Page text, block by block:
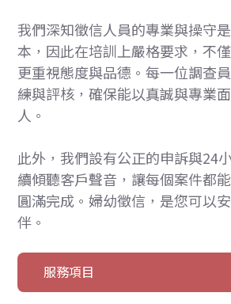
我們深知徵信人員的專業與操守
本，因此在培訓上嚴格要求，不
更重視態度與品德。每一位調查
練與評核，確保能以真誠與專業
人。
此外，我們設有公正的申訴與24
續傾聽客戶聲音，讓每個案件都
圓滿完成。婦幼徵信，是您可以
伴。
服務項目